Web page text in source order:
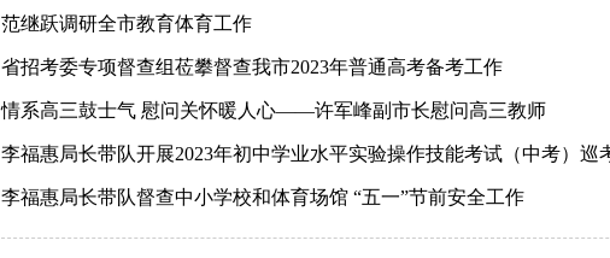
范继跃调研全市教育体育工作
省招考委专项督查组莅攀督查我市2023年普通高考备考工作
情系高三鼓士气 慰问关怀暖人心——许军峰副市长慰问高三教师
李福惠局长带队开展2023年初中学业水平实验操作技能考试（中考）巡
李福惠局长带队督查中小学校和体育场馆 “五一”节前安全工作